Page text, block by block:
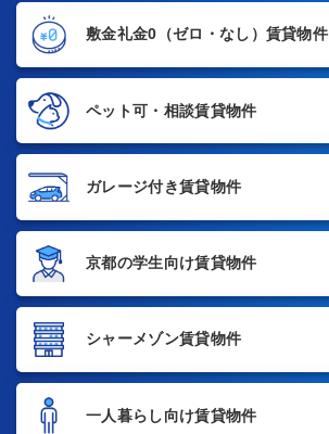
敷金礼金0 （ゼロ・なし）賃貸物件
ペット可・相談賃貸物件
ガレージ付き賃貸物件
京都の学生向け賃貸物件
シャーメゾン賃貸物件
一人暮らし向け賃貸物件